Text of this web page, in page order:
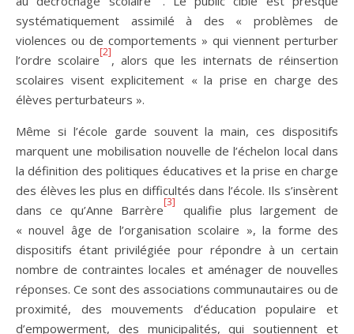
systématiquement assimilé à des « problèmes de
violences ou de comportements » qui viennent perturber
l’ordre scolaire
[2]
, alors que les internats de réinsertion
scolaires visent explicitement « la prise en charge des
élèves perturbateurs ».
Même si l’école garde souvent la main, ces dispositifs
marquent une mobilisation nouvelle de l’échelon local dans
la définition des politiques éducatives et la prise en charge
des élèves les plus en difficultés dans l’école. Ils s’insèrent
dans ce qu’Anne Barrère
[3]
qualifie plus largement de
« nouvel âge de l’organisation scolaire », la forme des
dispositifs étant privilégiée pour répondre à un certain
nombre de contraintes locales et aménager de nouvelles
réponses. Ce sont des associations communautaires ou de
proximité, des mouvements d’éducation populaire et
d’empowerment, des municipalités, qui soutiennent et